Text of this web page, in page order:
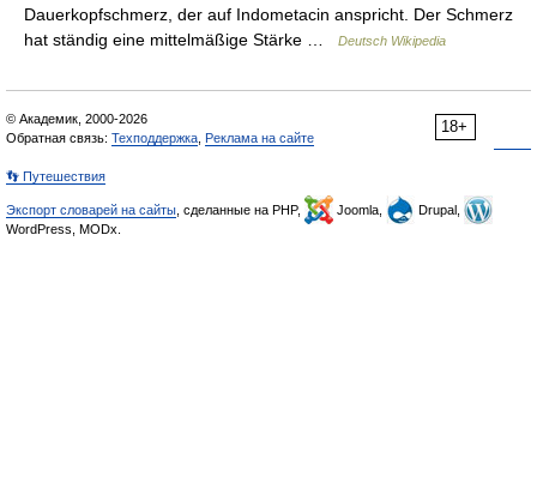
Dauerkopfschmerz, der auf Indometacin anspricht. Der Schmerz
hat ständig eine mittelmäßige Stärke …
Deutsch Wikipedia
18+
© Академик, 2000-2026
Обратная связь: Техподдержка Реклама на сайте
👣 Путешествия
Экспорт словарей на сайты , сделанные на PHP, Joomla,
Drupal,
WordPress, MODx.